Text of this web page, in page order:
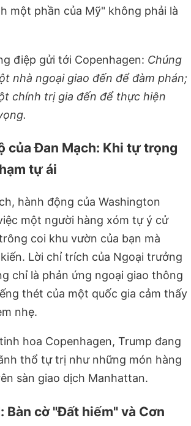
một phần của Mỹ" không phải là
điệp gửi tới Copenhagen: Chúng
nhà ngoại giao đến để đàm phán;
chính trị gia đến để thực hiện
của Đan Mạch: Khi tự trọng
tự ái
hành động của Washington
một người hàng xóm tự ý cử
coi khu vườn của bạn mà
Lời chỉ trích của Ngoại trưởng
chỉ là phản ứng ngoại giao thông
thét của một quốc gia cảm thấy
nhẹ.
hoa Copenhagen, Trump đang
thổ tự trị như những món hàng
sàn giao dịch Manhattan.
Bàn cờ "Đất hiếm" và Cơn